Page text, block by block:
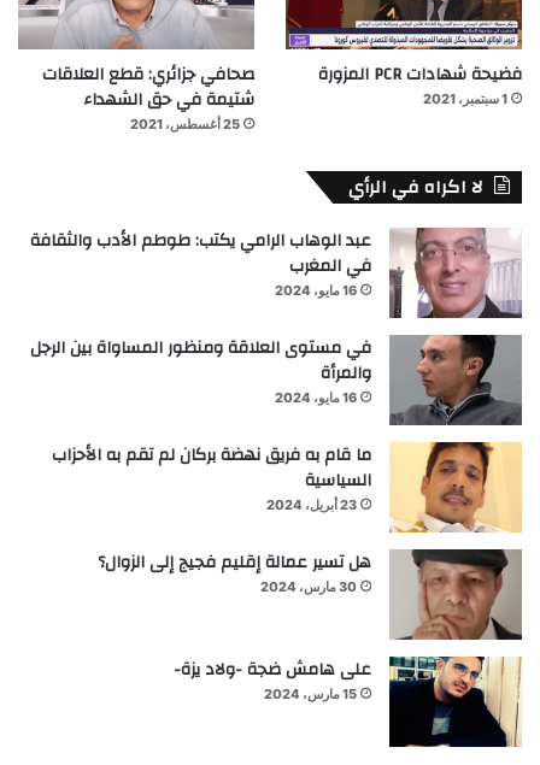
فضيحة شهادات PCR المزورة
1 سبتمبر، 2021
صحافي جزائري: قطع العلاقات
شتيمة في حق الشهداء
25 أغسطس، 2021
لا اكراه في الرأي
عبد الوهاب الرامي يكتب: طوطم الأدب والثقافة
في المغرب
16 مايو، 2024
في مستوى العلاقة ومنظور المساواة بين الرجل
والمرأة
16 مايو، 2024
ما قام به فريق نهضة بركان لم تقم به الأحزاب
السياسية
23 أبريل، 2024
هل تسير عمالة إقليم فجيج إلى الزوال؟
30 مارس، 2024
على هامش ضجة -ولاد يزة-
15 مارس، 2024